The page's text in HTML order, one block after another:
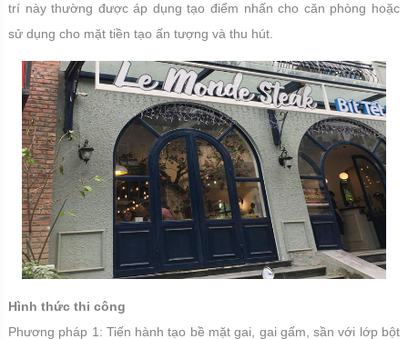
trí này thường được áp dụng tạo điểm nhấn cho căn phòng hoặc
sử dụng cho mặt tiền tạo ấn tượng và thu hút.
Hình thức thi công
Phương pháp 1: Tiến hành tạo bề mặt gai, gai gấm, sần với lớp bột